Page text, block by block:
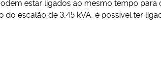
estar ligados ao mesmo tempo para
do escalão de 3,45 kVA, é possível ter